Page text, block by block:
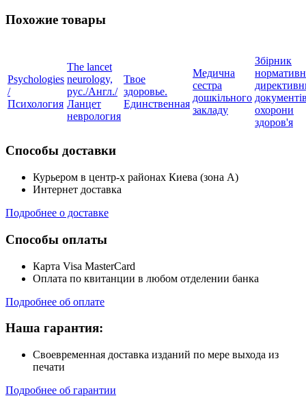
Похожие товары
Psychologies
/
Психология
The lancet
neurology,
рус./Англ./
Ланцет
неврология
Твое
здоровье.
Единственная
Медична
сестра
дошкільного
закладу
Збірник
охорони
здоров'я
Способы доставки
Курьером в центр-х районах Киева (зона А)
Интернет доставка
Подробнее о доставке
Способы оплаты
Карта Visa MasterCard
Оплата по квитанции в любом отделении банка
Подробнее об оплате
Наша гарантия:
Своевременная доставка изданий по мере выхода из
печати
Подробнее об гарантии